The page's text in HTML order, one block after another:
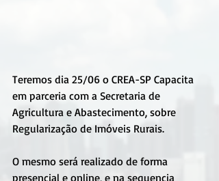
Teremos dia 25/06 o CREA-SP Capacita
em parceria com a Secretaria de
Agricultura e Abastecimento, sobre
Regularização de Imóveis Rurais.
O mesmo será realizado de forma
presencial e online, e na sequencia